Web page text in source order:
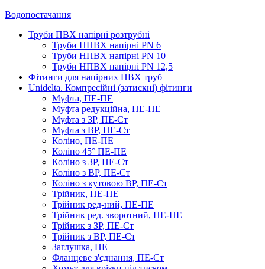
Водопостачання
Труби ПВХ напірні розтрубні
Труби НПВХ напірні PN 6
Труби НПВХ напірні PN 10
Труби НПВХ напірні PN 12,5
Фітинги для напірних ПВХ труб
Unidelta. Компресійні (затискні) фітинги
Муфта, ПЕ-ПЕ
Муфта редукційна, ПЕ-ПЕ
Муфта з ЗР, ПЕ-Ст
Муфта з ВР, ПЕ-Ст
Коліно, ПЕ-ПЕ
Коліно 45° ПЕ-ПЕ
Коліно з ЗР, ПЕ-Ст
Коліно з ВР, ПЕ-Ст
Коліно з кутовою ВР, ПЕ-Ст
Трійник, ПЕ-ПЕ
Трійник ред-ний, ПЕ-ПЕ
Трійник ред. зворотний, ПЕ-ПЕ
Трійник з ЗР, ПЕ-Ст
Трійник з ВР, ПЕ-Ст
Заглушка, ПЕ
Фланцеве з'єднання, ПЕ-Ст